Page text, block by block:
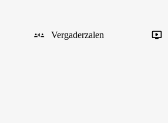
Vergaderzalen